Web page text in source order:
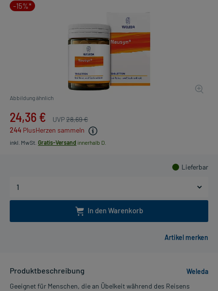
-15%*
Abbildung ähnlich
24,36 € UVP28,69 €
244 PlusHerzen sammeln
inkl. MwSt. Gratis-Versand innerhalb D.
Lieferbar
In den Warenkorb
Produktbeschreibung
Weleda
Geeignet für Menschen, die an Übelkeit während des Reisens